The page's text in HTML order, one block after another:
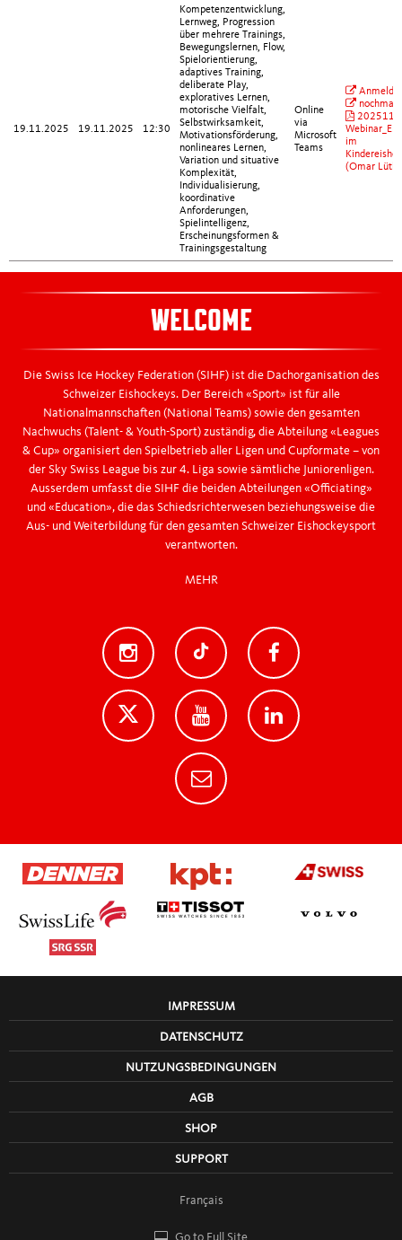
19.11.2025 19.11.2025 12:30
Kompetenzentwicklung,
Lernweg, Progression
über mehrere Trainings,
Bewegungslernen, Flow,
Spielorientierung,
adaptives Training,
deliberate Play,
exploratives Lernen,
motorische Vielfalt,
Selbstwirksamkeit,
Motivationsförderung,
nonlineares Lernen,
Variation und situative
Komplexität,
Individualisierung,
koordinative
Anforderungen,
Spielintelligenz,
Erscheinungsformen &
Trainingsgestaltung
Online
via
Microsoft
Teams
im
(Omar
WELCOME
Die Swiss Ice Hockey Federation (SIHF) ist die Dachorganisation des
Schweizer Eishockeys. Der Bereich «Sport» ist für alle
Nationalmannschaften (National Teams) sowie den gesamten
Nachwuchs (Talent- & Youth-Sport) zuständig, die Abteilung «Leagues
& Cup» organisiert den Spielbetrieb aller Ligen und Cupformate – von
der Sky Swiss League bis zur 4. Liga sowie sämtliche Juniorenligen.
Ausserdem umfasst die SIHF die beiden Abteilungen «Officiating»
und «Education», die das Schiedsrichterwesen beziehungsweise die
Aus- und Weiterbildung für den gesamten Schweizer Eishockeysport
verantworten.
MEHR
IMPRESSUM
DATENSCHUTZ
NUTZUNGSBEDINGUNGEN
AGB
SHOP
SUPPORT
Français
Go to Full Site